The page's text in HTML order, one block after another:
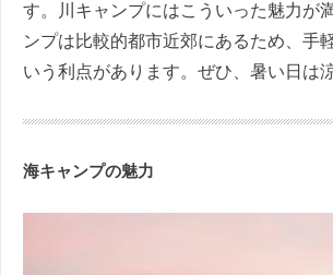
す。川キャンプにはこういった魅力が
ンプは比較的都市近郊にあるため、手
いう利点があります。ぜひ、暑い日は
海キャンプの魅力